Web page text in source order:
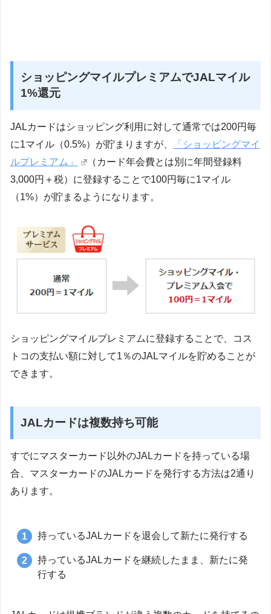
ショッピングマイルプレミアムでJALマイル
1%還元
JALカードはショッピング利用に対して通常では200円毎
に1マイル（0.5%）が貯まりますが、
「ショッピングマイ
ルプレミアム」
（カード年会費とは別に年間登録料
3,000円＋税）に登録することで100円毎に1マイル
（1%）が貯まるようになります。
ショッピングマイルプレミアムに登録することで、コス
トコの支払い額に対して1％のJALマイルを貯めることが
できます。
JALカードは複数持ち可能
すでにマスターカード以外のJALカードを持っている場
合、マスターカードのJALカードを発行する方法は2通り
あります。
持っているJALカードを退会して新たに発行する
持っているJALカードを継続したまま、新たに発
行する